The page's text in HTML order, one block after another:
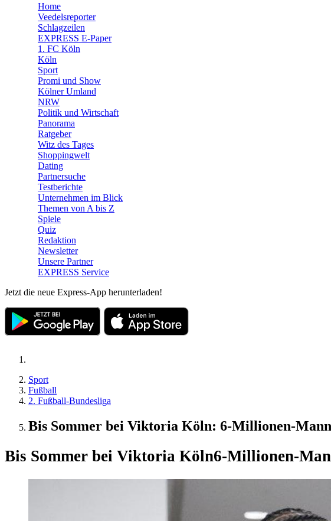
🛒 Shoppingwelt
🧩 Spiele
Home
Veedelsreporter
Schlagzeilen
EXPRESS E-Paper
1. FC Köln
Köln
Sport
Promi und Show
Kölner Umland
NRW
Politik und Wirtschaft
Panorama
Ratgeber
Witz des Tages
Shoppingwelt
Dating
Partnersuche
Testberichte
Unternehmen im Blick
Themen von A bis Z
Spiele
Quiz
Redaktion
Newsletter
Unsere Partner
EXPRESS Service
Jetzt die neue Express-App herunterladen!
Sport
Fußball
2. Fußball-Bundesliga
Bis Sommer bei Viktoria Köln: 6-Millionen-
Bis Sommer bei Viktoria Köln6-Millionen-